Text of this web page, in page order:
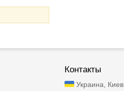
Контакты
Украина, Киев